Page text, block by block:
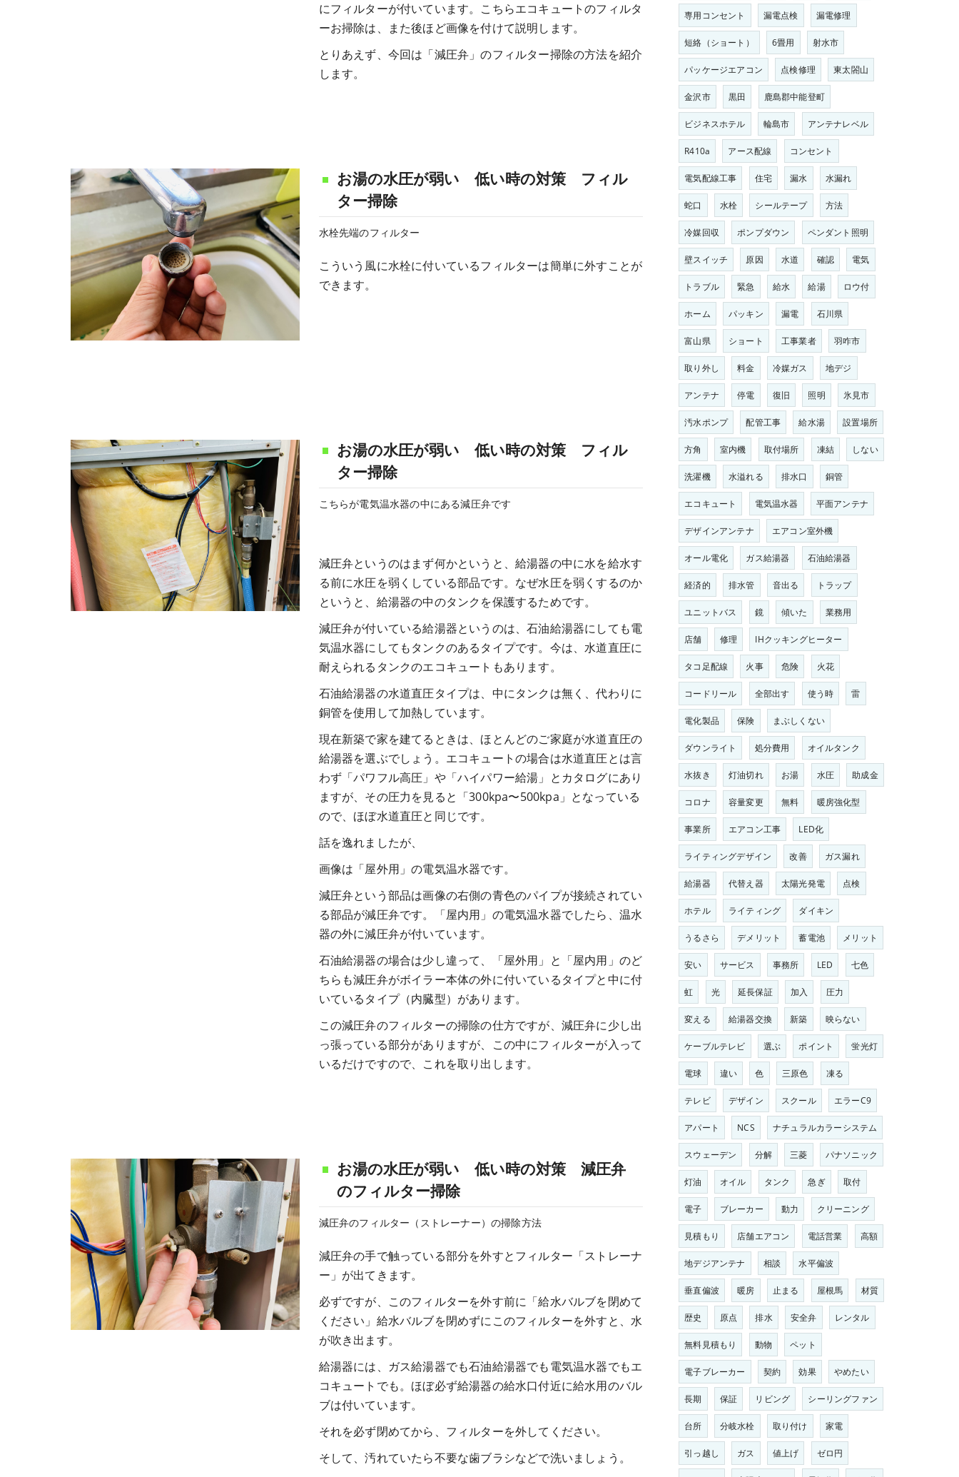
にフィルターが付いています。こちらエコキュートのフィルタ
ーお掃除は、また後ほど画像を付けて説明します。
とりあえず、今回は「減圧弁」のフィルター掃除の方法を紹介
します。
お湯の水圧が弱い 低い時の対策 フィル
ター掃除
水栓先端のフィルター
こういう風に水栓に付いているフィルターは簡単に外すことが
できます。
お湯の水圧が弱い 低い時の対策 フィル
ター掃除
こちらが電気温水器の中にある減圧弁です
減圧弁というのはまず何かというと、給湯器の中に水を給水す
る前に水圧を弱くしている部品です。なぜ水圧を弱くするのか
というと、給湯器の中のタンクを保護するためです。
減圧弁が付いている給湯器というのは、石油給湯器にしても電
気温水器にしてもタンクのあるタイプです。今は、水道直圧に
耐えられるタンクのエコキュートもあります。
石油給湯器の水道直圧タイプは、中にタンクは無く、代わりに
銅管を使用して加熱しています。
現在新築で家を建てるときは、ほとんどのご家庭が水道直圧の
給湯器を選ぶでしょう。エコキュートの場合は水道直圧とは言
わず「パワフル高圧」や「ハイパワー給湯」とカタログにあり
ますが、その圧力を見ると「300kpa〜500kpa」となっている
ので、ほぼ水道直圧と同じです。
話を逸れましたが、
画像は「屋外用」の電気温水器です。
減圧弁という部品は画像の右側の青色のパイプが接続されてい
る部品が減圧弁です。「屋内用」の電気温水器でしたら、温水
器の外に減圧弁が付いています。
石油給湯器の場合は少し違って、「屋外用」と「屋内用」のど
ちらも減圧弁がボイラー本体の外に付いているタイプと中に付
いているタイプ（内臓型）があります。
この減圧弁のフィルターの掃除の仕方ですが、減圧弁に少し出
っ張っている部分がありますが、この中にフィルターが入って
いるだけですので、これを取り出します。
お湯の水圧が弱い 低い時の対策 減圧弁
のフィルター掃除
減圧弁のフィルター（ストレーナー）の掃除方法
減圧弁の手で触っている部分を外すとフィルター「ストレーナ
ー」が出てきます。
必ずですが、このフィルターを外す前に「給水バルブを閉めて
ください」給水バルブを閉めずにこのフィルターを外すと、水
が吹き出ます。
給湯器には、ガス給湯器でも石油給湯器でも電気温水器でもエ
コキュートでも。ほぼ必ず給湯器の給水口付近に給水用のバル
ブは付いています。
それを必ず閉めてから、フィルターを外してください。
そして、汚れていたら不要な歯ブラシなどで洗いましょう。
専用コンセント 漏電点検 漏電修理
短絡（ショート） 6畳用 射水市
パッケージエアコン 点検修理 東太閤山
金沢市 黒田 鹿島郡中能登町
ビジネスホテル 輪島市 アンテナレベル
R410a アース配線 コンセント
電気配線工事 住宅 漏水 水漏れ
蛇口 水栓 シールテープ 方法
冷媒回収 ポンプダウン ペンダント照明
壁スイッチ 原因 水道 確認 電気
トラブル 緊急 給水 給湯 ロウ付
ホーム パッキン 漏電 石川県
富山県 ショート 工事業者 羽咋市
取り外し 料金 冷媒ガス 地デジ
アンテナ 停電 復旧 照明 氷見市
汚水ポンプ 配管工事 給水湯 設置場所
方角 室内機 取付場所 凍結 しない
洗濯機 水溢れる 排水口 銅管
エコキュート 電気温水器 平面アンテナ
デザインアンテナ エアコン室外機
オール電化 ガス給湯器 石油給湯器
経済的 排水管 音出る トラップ
ユニットバス 鏡 傾いた 業務用
店舗 修理 IHクッキングヒーター
タコ足配線 火事 危険 火花
コードリール 全部出す 使う時 雷
電化製品 保険 まぶしくない
ダウンライト 処分費用 オイルタンク
水抜き 灯油切れ お湯 水圧 助成金
コロナ 容量変更 無料 暖房強化型
事業所 エアコン工事 LED化
ライティングデザイン 改善 ガス漏れ
給湯器 代替え器 太陽光発電 点検
ホテル ライティング ダイキン
うるさら デメリット 蓄電池 メリット
安い サービス 事務所 LED 七色
虹 光 延長保証 加入 圧力
変える 給湯器交換 新築 映らない
ケーブルテレビ 選ぶ ポイント 蛍光灯
電球 違い 色 三原色 凍る
テレビ デザイン スクール エラーC9
アパート NCS ナチュラルカラーシステム
スウェーデン 分解 三菱 パナソニック
灯油 オイル タンク 急ぎ 取付
電子 ブレーカー 動力 クリーニング
見積もり 店舗エアコン 電話営業 高額
地デジアンテナ 相談 水平偏波
垂直偏波 暖房 止まる 屋根馬 材質
歴史 原点 排水 安全弁 レンタル
無料見積もり 動物 ペット
電子ブレーカー 契約 効果 やめたい
長期 保証 リビング シーリングファン
台所 分岐水栓 取り付け 家電
引っ越し ガス 値上げ ゼロ円